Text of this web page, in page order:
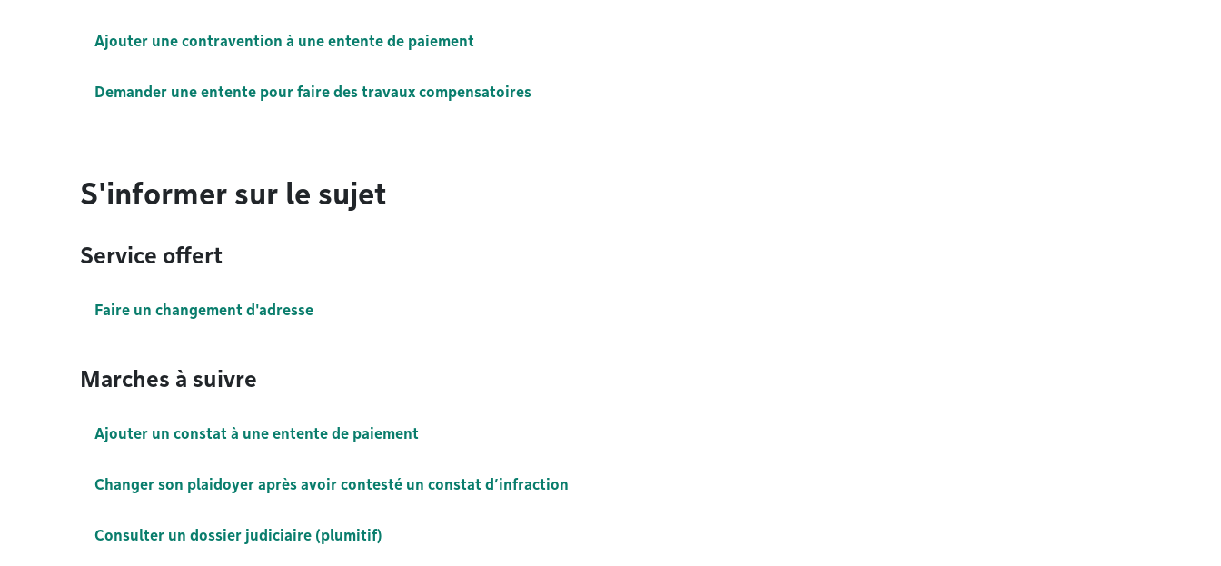
Ajouter une contravention à une entente de paiement
Demander une entente pour faire des travaux compensatoires
S'informer sur le sujet
Service offert
Faire un changement d'adresse
Marches à suivre
Ajouter un constat à une entente de paiement
Changer son plaidoyer après avoir contesté un constat d’infraction
Consulter un dossier judiciaire (plumitif)